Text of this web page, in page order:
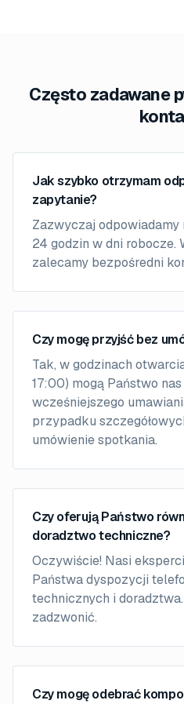
Często zadawane
Jak szybko otrzymam
zapytanie?
Zazwyczaj
24 godzin w dni robocze.
zalecamy bezpośredni
Czy mogę przyjść bez
Tak, w godzinach
17:00) mogą Państwo
wcześniejszego
przypadku
umówienie spotkania.
Czy oferują Państwo
doradztwo techniczne?
Oczywiście! Nasi
Państwa dyspozycji
technicznych i
zadzwonić.
Czy mogę odebrać